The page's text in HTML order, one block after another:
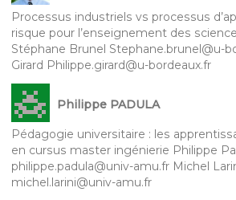
Processus industriels vs processus
risque pour l’enseignement des
Stéphane Brunel Stephane.brunel@u-
Girard Philippe.girard@u-bordeaux.fr
Philippe PADULA
Pédagogie universitaire : les
en cursus master ingénierie Philippe
philippe.padula@univ-amu.fr Michel
michel.larini@univ-amu.fr